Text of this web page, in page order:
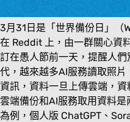
3月31日是「世界備份日」（
在 Reddit 上，由一群關心資
訂在愚人節前一天，提醒人
代，越來越多AI服務讀取照
資訊，資料一旦上傳雲端，
雲端備份和AI服務取用資料
為例，個人版 ChatGPT、